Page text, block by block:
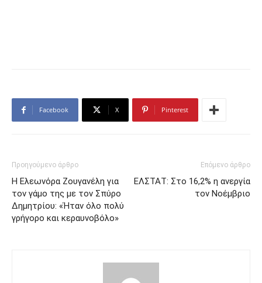
Facebook X Pinterest
Προηγούμενο άρθρο
Η Ελεωνόρα Ζουγανέλη για
τον γάμο της με τον Σπύρο
Δημητρίου: «Ήταν όλο πολύ
γρήγορο και κεραυνοβόλο»
Επόμενο άρθρο
ΕΛΣΤΑΤ: Στο 16,2% η ανεργία
τον Νοέμβριο